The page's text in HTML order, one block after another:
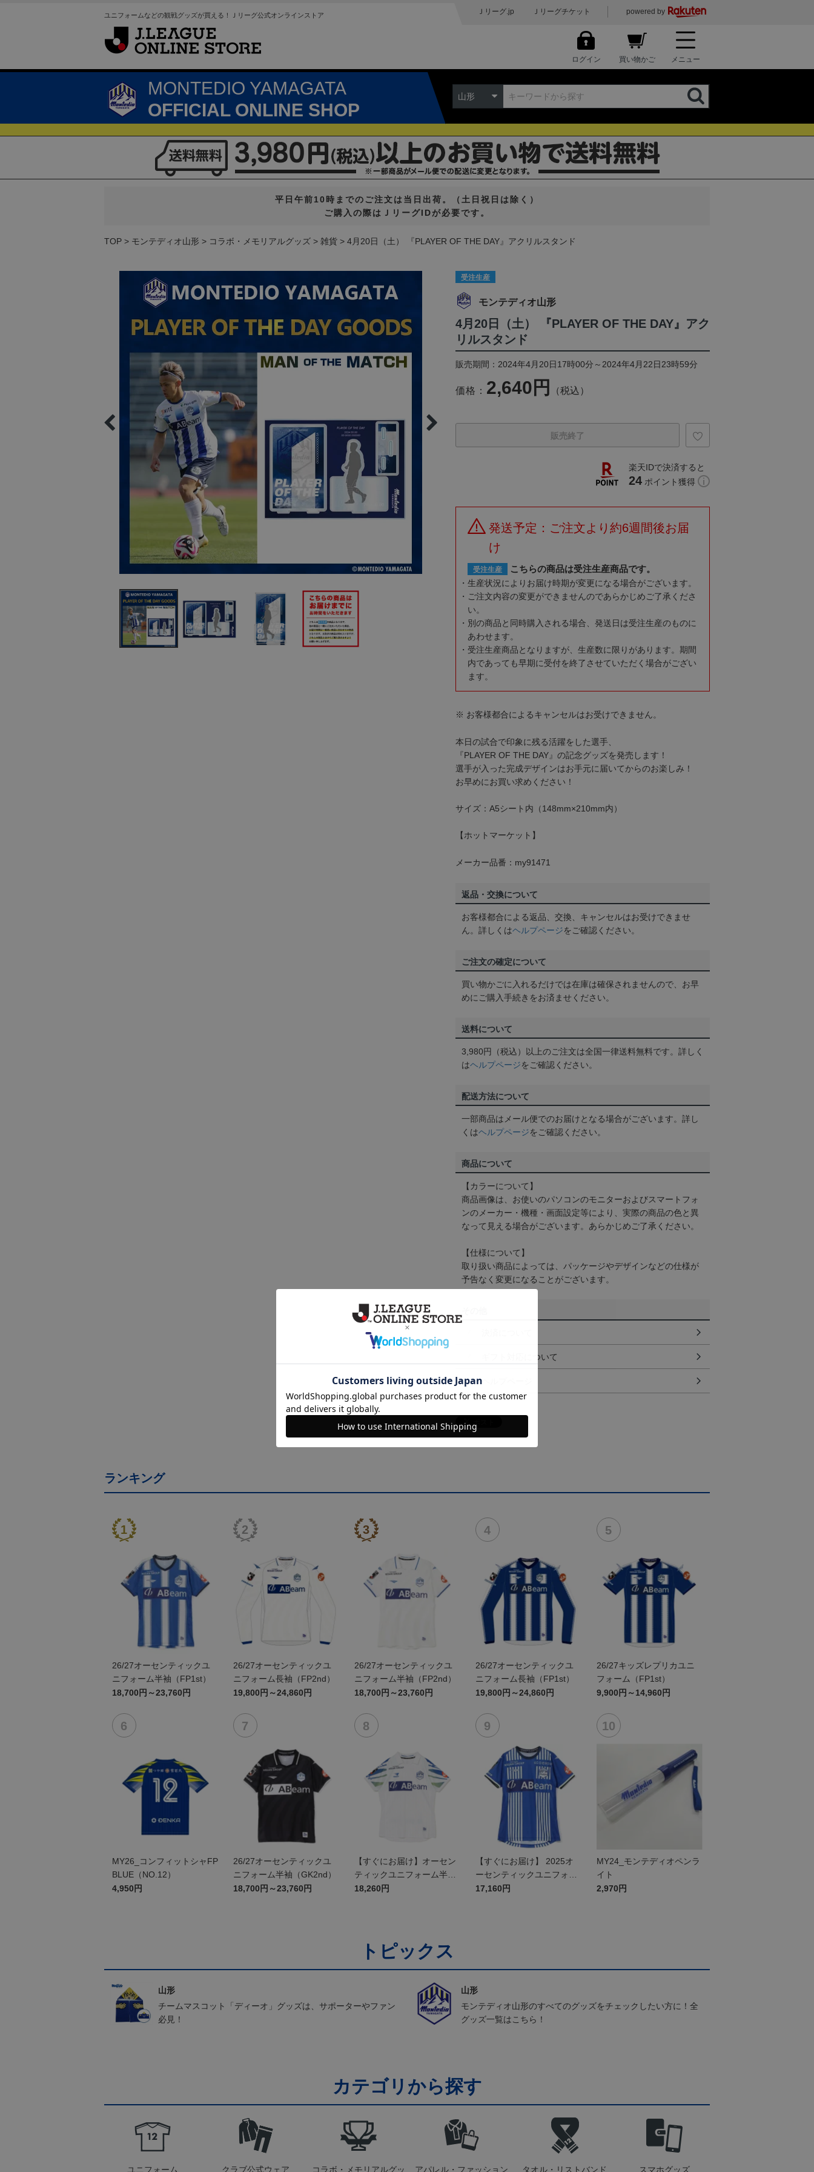
ユニフォームなどの観戦グッズが買える！Ｊリーグ公式オンラインストア Ｊリーグ.jp Ｊリーグチケット powered by
ログイン 買い物かご メニュー
MONTEDIO YAMAGATA
OFFICIAL ONLINE SHOP
山形
平日午前10時までのご注文は当日出荷。（土日祝日は除く）
ご購入の際はＪリーグIDが必要です。
TOP モンテディオ山形 コラボ・メモリアルグッズ 雑貨 4月20日（土） 『PLAYER OF THE DAY』アクリルスタンド
受注生産
モンテディオ山形
4月20日（土） 『PLAYER OF THE DAY』アク
リルスタンド
販売期間：2024年4月20日17時00分～2024年4月22日23時59分
価格： 2,640円 （税込）
販売終了
楽天IDで決済すると
24 ポイント獲得
発送予定：ご注文より約6週間後お届
け
受注生産 こちらの商品は受注生産商品です。
生産状況によりお届け時期が変更になる場合がございます。
ご注文内容の変更ができませんのであらかじめご了承くださ
い。
別の商品と同時購入される場合、発送日は受注生産のものに
あわせます。
受注生産商品となりますが、生産数に限りがあります。期間
内であっても早期に受付を終了させていただく場合がござい
ます。
※ お客様都合によるキャンセルはお受けできません。
本日の試合で印象に残る活躍をした選手、
『PLAYER OF THE DAY』の記念グッズを発売します！
選手が入った完成デザインはお手元に届いてからのお楽しみ！
お早めにお買い求めください！
サイズ：A5シート内（148mm×210mm内）
【ホットマーケット】
メーカー品番：my91471
返品・交換について
お客様都合による返品、交換、キャンセルはお受けできませ
ん。詳しくはヘルプページをご確認ください。
ご注文の確定について
買い物かごに入れるだけでは在庫は確保されませんので、お早
めにご購入手続きをお済ませください。
送料について
3,980円（税込）以上のご注文は全国一律送料無料です。詳しく
はヘルプページをご確認ください。
配送方法について
一部商品はメール便でのお届けとなる場合がございます。詳し
くはヘルプページをご確認ください。
商品について
【カラーについて】
商品画像は、お使いのパソコンのモニターおよびスマートフォ
ンのメーカー・機種・画面設定等により、実際の商品の色と異
なって見える場合がございます。あらかじめご了承ください。
【仕様について】
取り扱い商品によっては、パッケージやデザインなどの仕様が
予告なく変更になることがございます。
ギフト対応について
ヘルプページ
ランキング
26/27オーセンティックユ
ニフォーム半袖（FP1st）
18,700円～23,760円
26/27オーセンティックユ
ニフォーム長袖（FP2nd）
19,800円～24,860円
26/27オーセンティックユ
ニフォーム半袖（FP2nd）
18,700円～23,760円
26/27オーセンティックユ
ニフォーム長袖（FP1st）
19,800円～24,860円
26/27キッズレプリカユニ
フォーム（FP1st）
9,900円～14,960円
MY26_コンフィットシャFP
BLUE（NO.12）
4,950円
26/27オーセンティックユ
ニフォーム半袖（GK2nd）
18,700円～23,760円
【すぐにお届け】オーセン
ティックユニフォーム半袖
（2026百年構想リーグ）F
18,260円
【すぐにお届け】 2025オ
ーセンティックユニフォー
ムFP1st
17,160円
MY24_モンテディオペンラ
イト
2,970円
トピックス
山形
チームマスコット「ディーオ」グッズは、サポーターやファン
必見！
山形
モンテディオ山形のすべてのグッズをチェックしたい方に！全
グッズ一覧はこちら！
カテゴリから探す
ユニフォーム クラブ公式ウェア コラボ・メモリアルグッ アパレル・ファッション タオル・リストバンド スマホグッズ